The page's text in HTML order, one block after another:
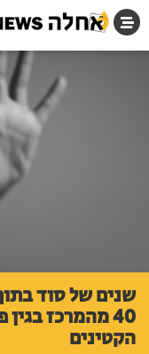
שנים של סוד
40 מהמרכז
הקטינים